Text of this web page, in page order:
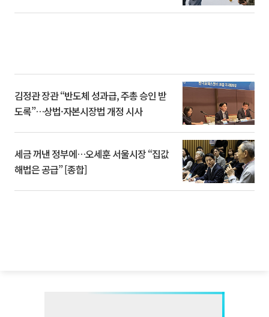
김정관 장관 “반도체 성과급, 주총 승인 받
도록”…상법·자본시장법 개정 시사
세금 꺼낸 정부에…오세훈 서울시장 “집값
해법은 공급” [종합]